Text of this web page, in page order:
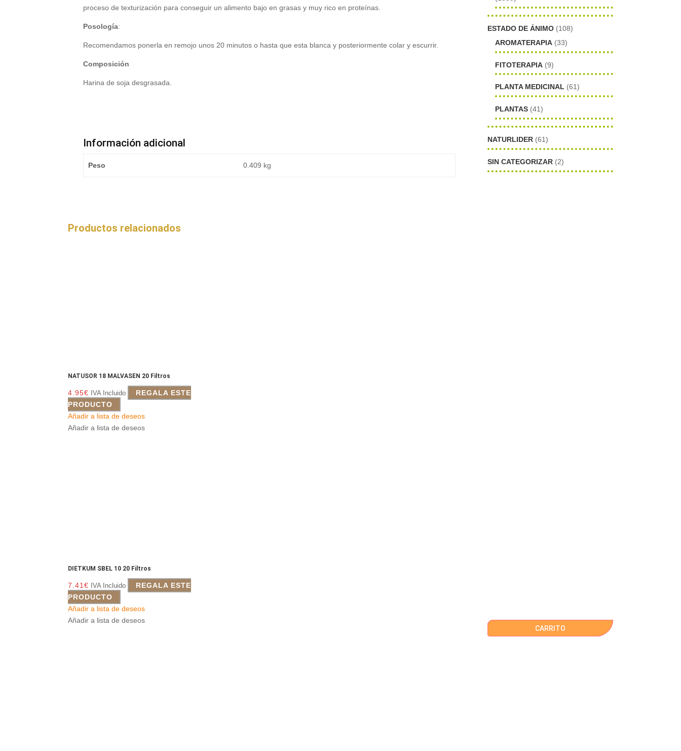
proceso de texturización para conseguir un alimento bajo en grasas y muy rico en proteínas.
Posología:
Recomendamos ponerla en remojo unos 20 minutos o hasta que esta blanca y posteriormente colar y escurrir.
Composición
Harina de soja desgrasada.
Información adicional
Peso 0.409 kg
Productos relacionados
NATUSOR 18 MALVASEN 20 Filtros
4.95€ IVA Incluido
REGALA ESTE
PRODUCTO
Añadir a lista de deseos
Añadir a lista de deseos
DIETKUM SBEL 10 20 Filtros
7.41€ IVA Incluido
REGALA ESTE
PRODUCTO
Añadir a lista de deseos
Añadir a lista de deseos
ESTADO DE ÁNIMO (108)
AROMATERAPIA (33)
FITOTERAPIA (9)
PLANTA MEDICINAL (61)
PLANTAS (41)
NATURLIDER (61)
SIN CATEGORIZAR (2)
CARRITO